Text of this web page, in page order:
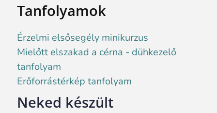
Tanfolyamok
Érzelmi elsősegély minikurzus
Mielőtt elszakad a cérna - dühkezelő
tanfolyam
Erőforrástérkép tanfolyam
Neked készült